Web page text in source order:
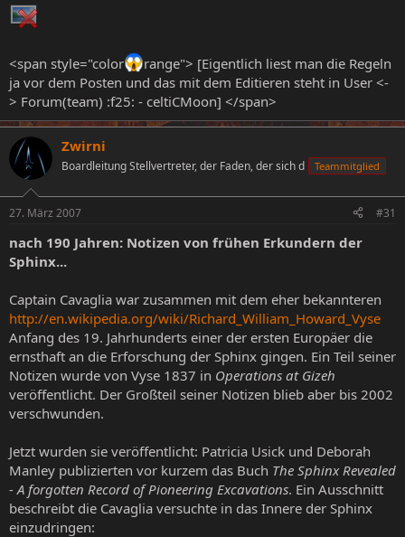
<span style="color
range"> [Eigentlich liest man die Regeln
ja vor dem Posten und das mit dem Editieren steht in User <-
> Forum(team) :f25: - celtiCMoon] </span>
Zwirni
Boardleitung Stellvertreter, der Faden, der sich d Teammitglied
27. März 2007 #31
nach 190 Jahren: Notizen von frühen Erkundern der
Sphinx...
Captain Cavaglia war zusammen mit dem eher bekannteren
http://en.wikipedia.org/wiki/Richard_William_Howard_Vyse
Anfang des 19. Jahrhunderts einer der ersten Europäer die
ernsthaft an die Erforschung der Sphinx gingen. Ein Teil seiner
Notizen wurde von Vyse 1837 in Operations at Gizeh
veröffentlicht. Der Großteil seiner Notizen blieb aber bis 2002
verschwunden.
Jetzt wurden sie veröffentlicht: Patricia Usick und Deborah
Manley publizierten vor kurzem das Buch The Sphinx Revealed
- A forgotten Record of Pioneering Excavations. Ein Ausschnitt
beschreibt die Cavaglia versuchte in das Innere der Sphinx
einzudringen: